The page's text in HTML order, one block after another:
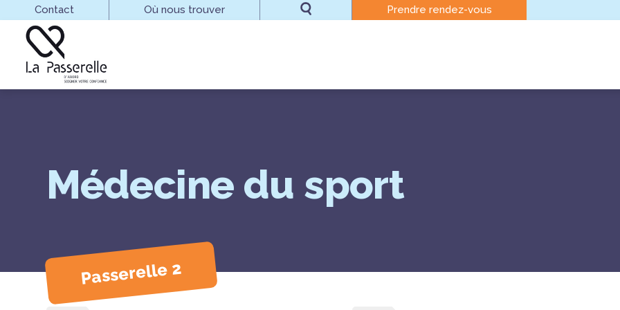
Aller au contenu principal
Contact Où nous trouver Prendre rendez-vous
Médecine du sport